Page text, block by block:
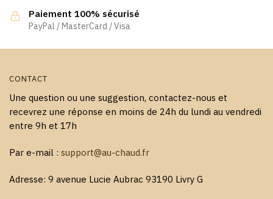
Paiement 100% sécurisé
PayPal / MasterCard / Visa
CONTACT
Une question ou une suggestion, contactez-nous et
recevrez une réponse en moins de 24h du lundi au vendredi
entre 9h et 17h
Par e-mail : support@au-chaud.fr
Adresse: 9 avenue Lucie Aubrac 93190 Livry G